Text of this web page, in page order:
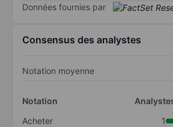
Données fournies par
Consensus des analystes
Notation moyenne
Notation
Acheter
1